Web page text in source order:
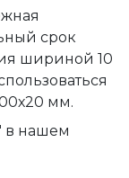
срок
шириной 10
мм.
в нашем